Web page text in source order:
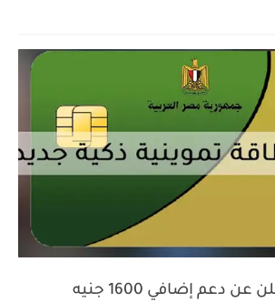
وزارة التموين تعلن عن دعم إضافي 1600 جنيه